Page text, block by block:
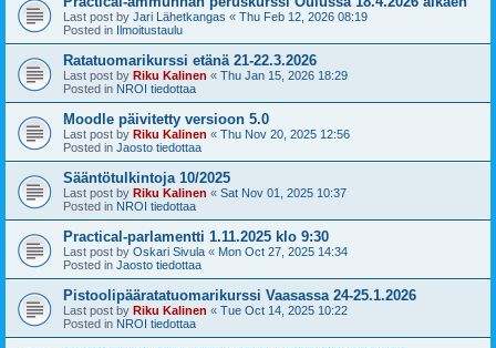
Last post by Jari Lähetkangas « Thu Feb 12, 2026 08:19
Posted in Ilmoitustaulu
Ratatuomarikurssi etänä 21-22.3.2026
Last post by Riku Kalinen « Thu Jan 15, 2026 18:29
Posted in NROI tiedottaa
Moodle päivitetty versioon 5.0
Last post by Riku Kalinen « Thu Nov 20, 2025 12:56
Posted in Jaosto tiedottaa
Sääntötulkintoja 10/2025
Last post by Riku Kalinen « Sat Nov 01, 2025 10:37
Posted in NROI tiedottaa
Practical-parlamentti 1.11.2025 klo 9:30
Last post by Oskari Sivula « Mon Oct 27, 2025 14:34
Posted in Jaosto tiedottaa
Pistoolipääratatuomarikurssi Vaasassa 24-25.1.2026
Last post by Riku Kalinen « Tue Oct 14, 2025 10:22
Posted in NROI tiedottaa